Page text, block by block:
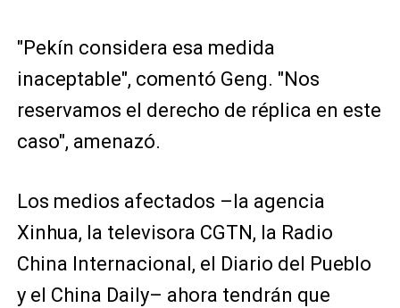
"Pekín considera esa medida
inaceptable", comentó Geng. "Nos
reservamos el derecho de réplica en este
caso", amenazó.
Los medios afectados –la agencia
Xinhua, la televisora CGTN, la Radio
China Internacional, el Diario del Pueblo
y el China Daily– ahora tendrán que